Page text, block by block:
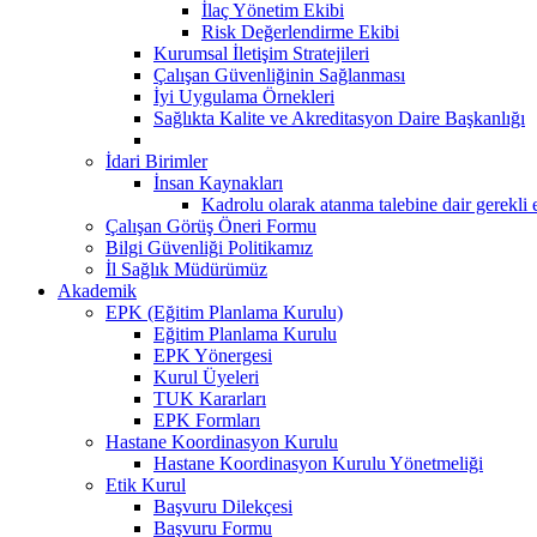
İlaç Yönetim Ekibi
Risk Değerlendirme Ekibi
Kurumsal İletişim Stratejileri
Çalışan Güvenliğinin Sağlanması
İyi Uygulama Örnekleri
Sağlıkta Kalite ve Akreditasyon Daire Başkanlığı
İdari Birimler
İnsan Kaynakları
Kadrolu olarak atanma talebine dair gerekli
Çalışan Görüş Öneri Formu
Bilgi Güvenliği Politikamız
İl Sağlık Müdürümüz
Akademik
EPK (Eğitim Planlama Kurulu)
Eğitim Planlama Kurulu
EPK Yönergesi
Kurul Üyeleri
TUK Kararları
EPK Formları
Hastane Koordinasyon Kurulu
Hastane Koordinasyon Kurulu Yönetmeliği
Etik Kurul
Başvuru Dilekçesi
Başvuru Formu